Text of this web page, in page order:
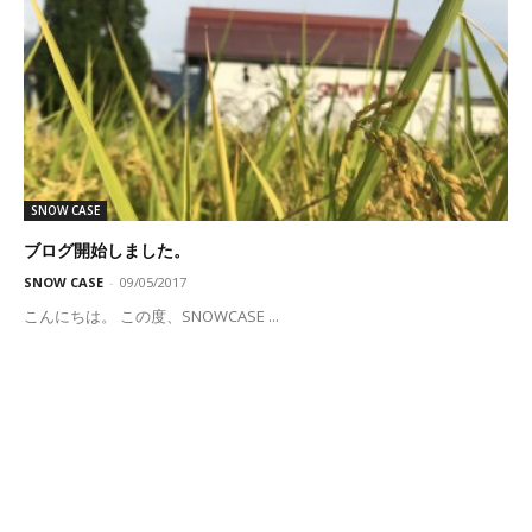
SNOW CASE
ブログ開始しました。
SNOW CASE - 09/05/2017
こんにちは。 この度、SNOWCASE ...